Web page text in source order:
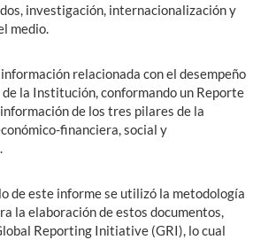
investigación, internacionalización y
medio.
relacionada con el desempeño
la Institución, conformando un Reporte
de los tres pilares de la
financiera, social y
de este informe se utilizó la metodología
la elaboración de estos documentos,
Reporting Initiative (GRI), lo cual